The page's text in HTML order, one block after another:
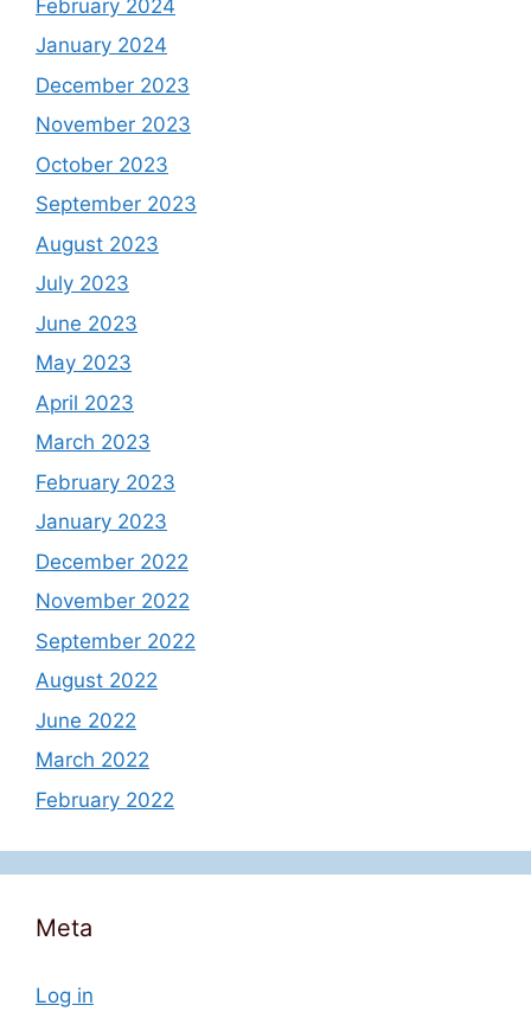
February 2024
January 2024
December 2023
November 2023
October 2023
September 2023
August 2023
July 2023
June 2023
May 2023
April 2023
March 2023
February 2023
January 2023
December 2022
November 2022
September 2022
August 2022
June 2022
March 2022
February 2022
Meta
Log in